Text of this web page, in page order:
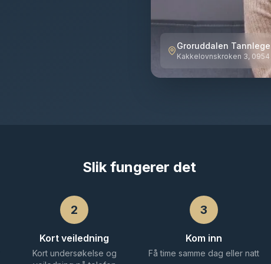
Groruddalen
Kakkelovnskroken 3,
Slik fungerer det
2
Kort veiledning
Kort undersøkelse og
3
Kom inn
Få time samme dag eller natt